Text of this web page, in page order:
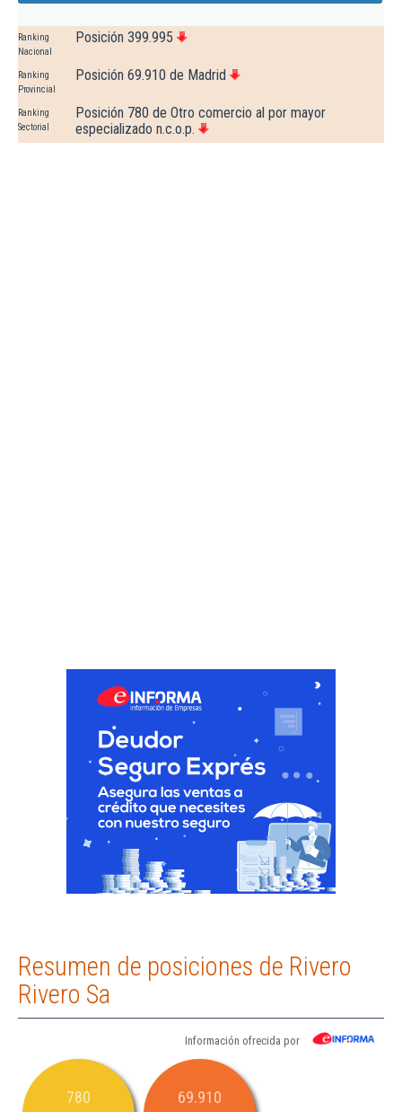
Ranking
Nacional
Posición 399.995
Ranking
Provincial
Posición 69.910 de Madrid
Ranking
Sectorial
Posición 780 de Otro comercio al por mayor
especializado n.c.o.p.
Resumen de posiciones de Rivero
Rivero Sa
Información ofrecida por
780 69.910